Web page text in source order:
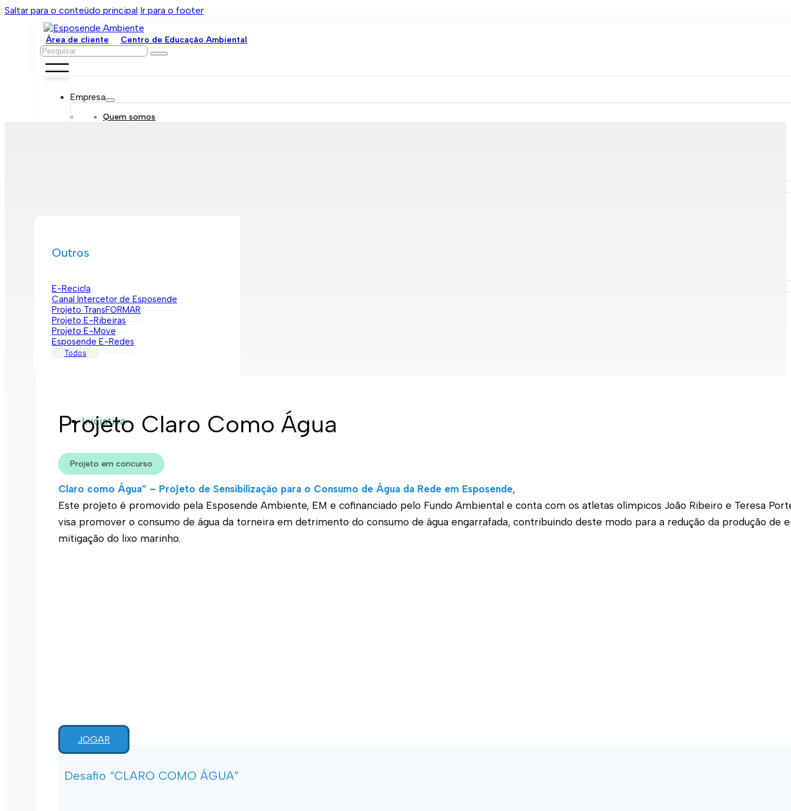
Saltar para o conteúdo principal Ir para o footer
Área de cliente Centro de Educação Ambiental
Pesquisar
Empresa
Quem somos
Informação geral
Rede de abastecimento de água
Rede de águas residuais
Rede de águas pluviais
Limpeza urbana
Gestão de resíduos
Qualidade da água
Contactos
Outros
E-Recicla
Canal Intercetor de Esposende
Projeto TransFORMAR
Projeto E-Ribeiras
Projeto E-Move
Esposende E-Redes
Todos
Iniciativa
Projeto Claro Como Água
Projeto em concurso
Claro como Água” – Projeto de Sensibilização para o Consumo de Água da Rede em Esposende,
Este projeto é promovido pela Esposende Ambiente, EM e cofinanciado pelo Fundo Ambiental e conta com os atletas olímpicos João Ribeiro e Teresa
visa promover o consumo de água da torneira em detrimento do consumo de água engarrafada, contribuindo deste modo para a redução da produção de
mitigação do lixo marinho.
JOGAR
Desafio “CLARO COMO ÁGUA”